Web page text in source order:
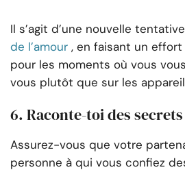
Il s’agit d’une nouvelle
de l’amour , en faisant un
pour les moments où vous
vous plutôt que sur les
6. Raconte-toi des secrets
Assurez-vous que votre
personne à qui vous confiez